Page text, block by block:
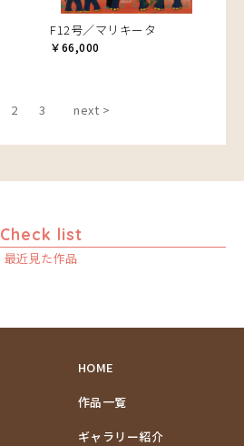
F12号／マリキータ
￥66,000
2 3 next >
Check list
最近見た作品
HOME
作品一覧
ギャラリー紹介